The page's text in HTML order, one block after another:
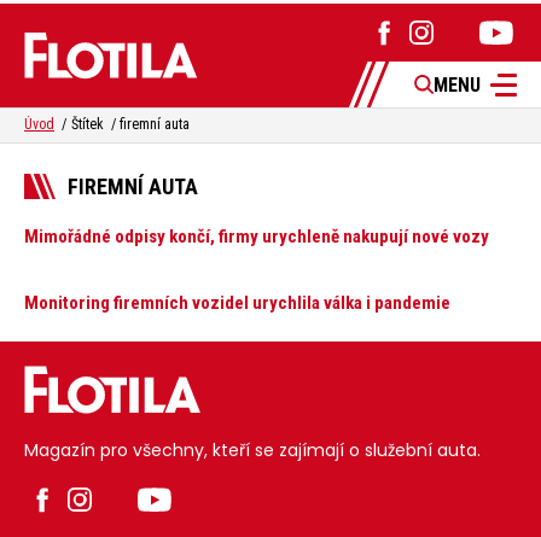
MENU
Úvod Štítek firemní auta
FIREMNÍ AUTA
Mimořádné odpisy končí, firmy urychleně nakupují nové vozy
Monitoring firemních vozidel urychlila válka i pandemie
Magazín pro všechny, kteří se zajímají o služební auta.